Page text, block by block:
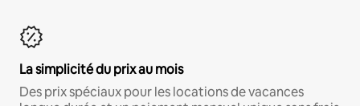
La simplicité du prix au mois
Des prix spéciaux pour les locations de vacances